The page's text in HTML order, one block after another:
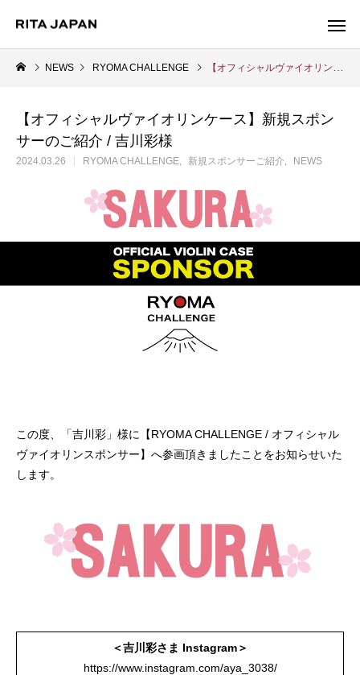
Warning
/export/sd214/www/jp/r/e/gmoserver/2/5/sd0942025/
Warning
/export/sd214/
NEWS RYOMA CHALLENGE 【オフィシャルヴァイオリンケース】新規スポンサーのご紹介 / 吉川彩様
【オフィシャルヴァイオリンケース】新規スポン
サーのご紹介 / 吉川彩様
2024.03.26 RYOMA CHALLENGE 新規スポンサーご紹介 NEWS
この度、「吉川彩」様に【RYOMA CHALLENGE / オフィシャル
ヴァイオリンスポンサー】へ参画頂きましたことをお知らせいた
します。
＜吉川彩さま Instagram＞
https://www.instagram.com/aya_3038/